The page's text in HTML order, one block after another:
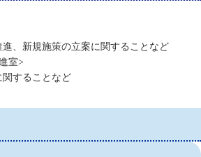
、新規施策の立案に関することなど
室>
することなど